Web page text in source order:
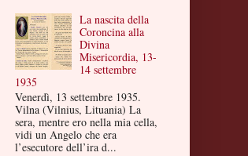
La nascita della
Coroncina alla
Divina
Misericordia, 13-
14 settembre
1935
Venerdì, 13 settembre 1935.
Vilna (Vilnius, Lituania) La
sera, mentre ero nella mia cella,
vidi un Angelo che era
l’esecutore dell’ira d...